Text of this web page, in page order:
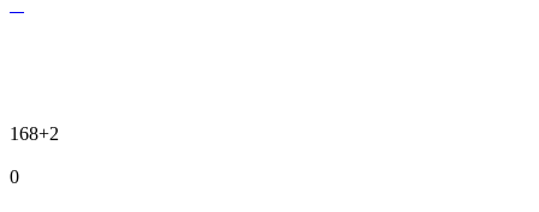
168+2
0